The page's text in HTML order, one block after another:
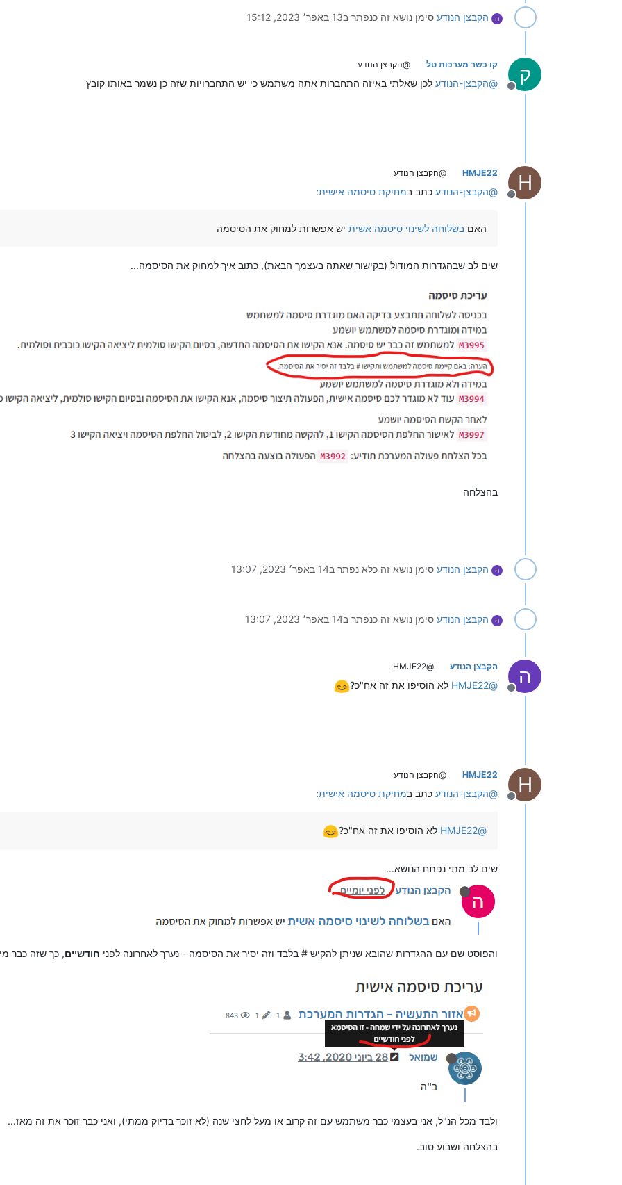
ה הקבצן הנודע סימן נושא זה כנפתר ב13 באפר׳ 2023, 15:12
ק
מנותק
קו כשר מערכות טל @הקבצן הנודע
@הקבצן-הנודע לכן שאלתי באיזה התחברות אתה משתמש כי יש התחברויות שזה כן נשמר באותו קובץ
H
מנותק
HMJE22 @הקבצן הנודע
@הקבצן-הנודע כתב במחיקת סיסמה אישית:
האם בשלוחה לשינוי סיסמה אשית יש אפשרות למחוק את הסיסמה
שים לב שבהגדרות המודול (בקישור שאתה בעצמך הבאת), כתוב איך למחוק את הסיסמה...
בהצלחה
ה הקבצן הנודע סימן נושא זה כלא נפתר ב14 באפר׳ 2023, 13:07
ה הקבצן הנודע סימן נושא זה כנפתר ב14 באפר׳ 2023, 13:07
ה
מנותק
הקבצן הנודע @HMJE22
@
HMJE22 לא הוסיפו את זה אח"כ?
H
מנותק
HMJE22 @הקבצן הנודע
@הקבצן-הנודע כתב במחיקת סיסמה אישית:
@
HMJE22 לא הוסיפו את זה אח"כ?
שים לב מתי נפתח הנושא...
והפוסט שם עם ההגדרות שהובא שניתן להקיש # בלבד וזה יסיר את הסיסמה - נערך לאחרונה לפני חודשיים, כך שזה כבר
ולבד מכל הנ"ל, אני בעצמי כבר משתמש עם זה קרוב או מעל לחצי שנה (לא זוכר בדיוק ממתי), ואני כבר זוכר את זה מאז...
בהצלחה ושבוע טוב.